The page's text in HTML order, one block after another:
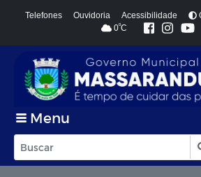
Telefones Ouvidoria Acessibilidade
0ºC
Menu